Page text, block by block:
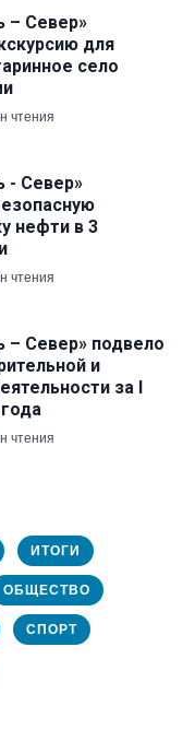
– Север»
для
село
чтения
- Север»
нефти в 3
чтения
– Север» подвело
и
за I
чтения
ИТОГИ
ОБЩЕСТВО
СПОРТ